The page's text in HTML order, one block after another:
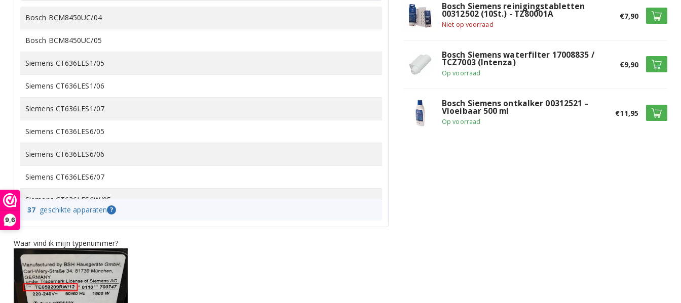
9,6
Bosch BCM8450UC/04
Bosch BCM8450UC/05
Siemens CT636LES1/05
Siemens CT636LES1/06
Siemens CT636LES1/07
Siemens CT636LES6/05
Siemens CT636LES6/06
Siemens CT636LES6/07
Siemens CT636LES6W/05
Siemens CT636LES6W/07
Siemens CT636LEW1/05
Siemens CT636LEW1/06
37 geschikte apparaten ?
Waar vind ik mijn typenummer?
Bosch Siemens reinigingstabletten
00312502 (10St.) - TZ80001A
Niet op voorraad
€7,90
Bosch Siemens waterfilter 17008835 /
TCZ7003 (Intenza)
Op voorraad
€9,90
Bosch Siemens ontkalker 00312521 –
Vloeibaar 500 ml
Op voorraad
€11,95